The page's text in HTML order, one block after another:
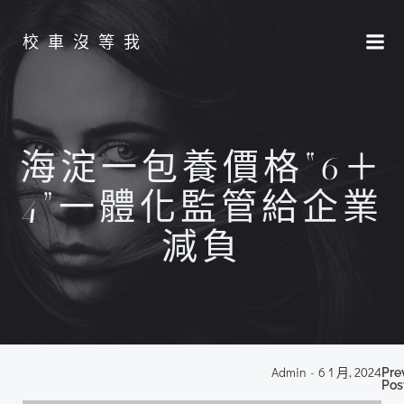
校車沒等我
海淀一包養價格“6＋
4”一體化監管給企業
減負
Admin - 6 1 月, 2024